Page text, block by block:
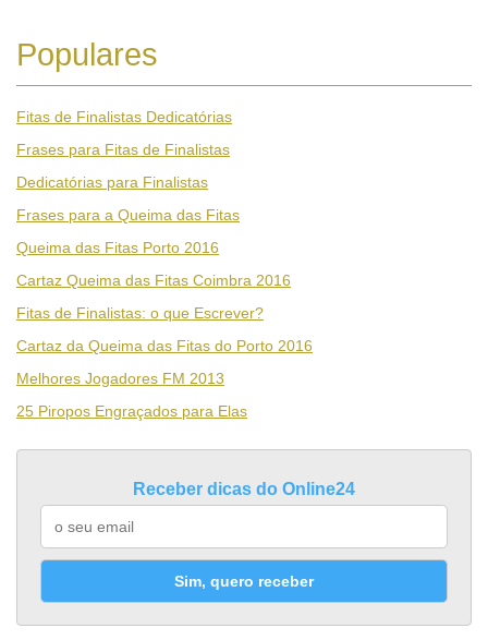
Populares
Fitas de Finalistas Dedicatórias
Frases para Fitas de Finalistas
Dedicatórias para Finalistas
Frases para a Queima das Fitas
Queima das Fitas Porto 2016
Cartaz Queima das Fitas Coimbra 2016
Fitas de Finalistas: o que Escrever?
Cartaz da Queima das Fitas do Porto 2016
Melhores Jogadores FM 2013
25 Piropos Engraçados para Elas
Receber dicas do Online24
Sim, quero receber